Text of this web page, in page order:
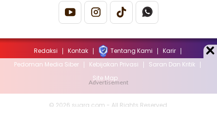
Redaksi Kontak Tentang Kami
Karir
Pedoman Media Siber
Kebijakan Privasi
Saran Dan Kritik
Site Map
© 2026 suara.com - All Rights Reserved.